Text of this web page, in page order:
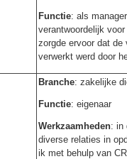
Functie: als
verantwoordelijk
zorgde ervoor dat de
verwerkt werd door
Branche: zakelijke
Functie: eigenaar
Werkzaamheden: in
diverse relaties in
ik met behulp van